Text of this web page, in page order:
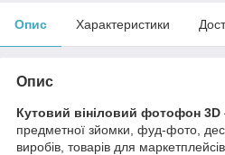
Опис Характеристики
Опис
Кутовий вініловий фотофон 3D
предметної зйомки, фуд-фото,
виробів, товарів для